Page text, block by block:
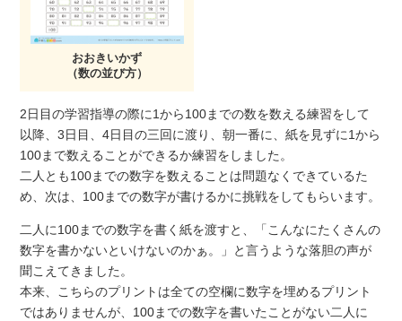
おおきいかず
（数の並び方）
2日目の学習指導の際に1から100までの数を数える練習をして
以降、3日目、4日目の三回に渡り、朝一番に、紙を見ずに1から
100まで数えることができるか練習をしました。
二人とも100までの数字を数えることは問題なくできているた
め、次は、100までの数字が書けるかに挑戦をしてもらいます。
二人に100までの数字を書く紙を渡すと、「こんなにたくさんの
数字を書かないといけないのかぁ。」と言うような落胆の声が
聞こえてきました。
本来、こちらのプリントは全ての空欄に数字を埋めるプリント
ではありませんが、100までの数字を書いたことがない二人に